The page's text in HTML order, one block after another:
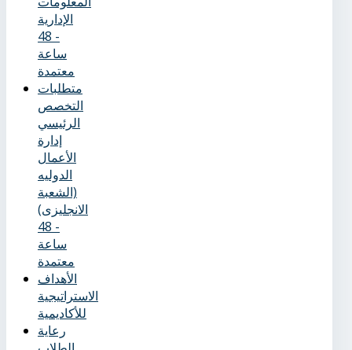
الإدارية
- 48
ساعة
معتمدة
متطلبات
التخصص
الرئيسي
إدارة
الأعمال
الدوليه
(الشعبة
الانجليزى)
- 48
ساعة
معتمدة
الأهداف
الاستراتيجية
للأكاديمية
رعاية